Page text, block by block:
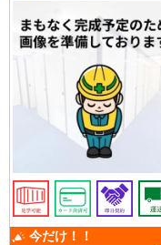
今だけ！！